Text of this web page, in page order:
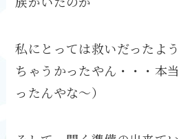
私にとっては救いだったよ
ちゃうかったやん・・・本
ったんやな～）